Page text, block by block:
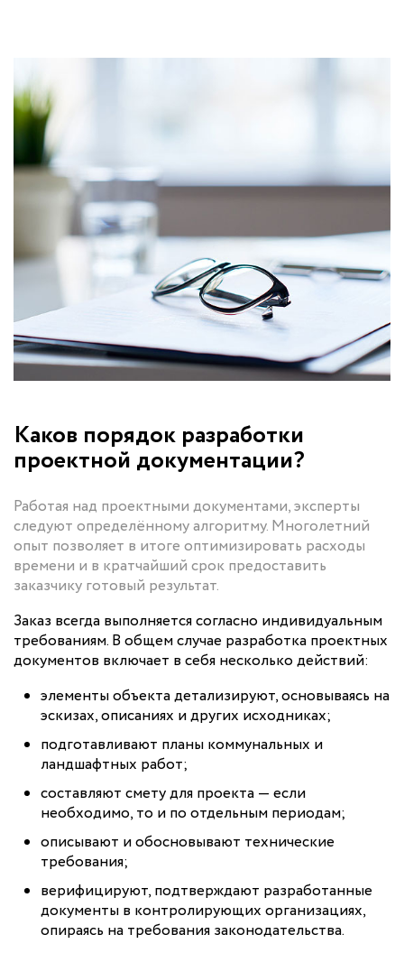
Каков порядок разработки
проектной документации?
Работая над проектными документами, эксперты
следуют определённому алгоритму. Многолетний
опыт позволяет в итоге оптимизировать расходы
времени и в кратчайший срок предоставить
заказчику готовый результат.
Заказ всегда выполняется согласно индивидуальным
требованиям. В общем случае разработка проектных
документов включает в себя несколько действий:
элементы объекта детализируют, основываясь на
эскизах, описаниях и других исходниках;
подготавливают планы коммунальных и
ландшафтных работ;
составляют смету для проекта — если
необходимо, то и по отдельным периодам;
описывают и обосновывают технические
требования;
верифицируют, подтверждают разработанные
документы в контролирующих организациях,
опираясь на требования законодательства.